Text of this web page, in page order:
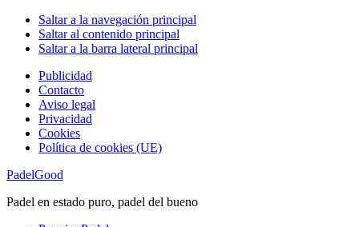
Saltar a la navegación principal
Saltar al contenido principal
Saltar a la barra lateral principal
Publicidad
Contacto
Aviso legal
Privacidad
Cookies
Política de cookies (UE)
PadelGood
Padel en estado puro, padel del bueno